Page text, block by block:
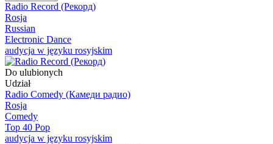
Radio Record (Рекорд)
Rosja
Russian
Electronic Dance
audycja w języku rosyjskim
Do ulubionych
Udział
Radio Comedy (Камеди радио)
Rosja
Comedy
Top 40 Pop
audycja w języku rosyjskim